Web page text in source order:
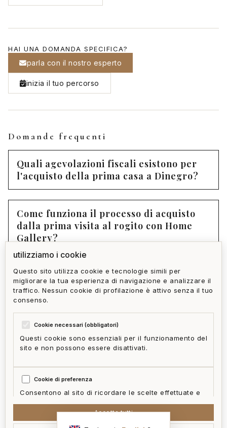
HAI UNA DOMANDA SPECIFICA?
parla con il nostro esperto
inizia il tuo percorso
Domande frequenti
Quali agevolazioni fiscali esistono per
l'acquisto della prima casa a Dinegro?
Come funziona il processo di acquisto
dalla prima visita al rogito con Home
Gallery?
Come si verifica che un immobile a
Dinegro sia libero da vizi legali o
strutturali?
McFrancis
mappa del sito
utilizziamo i cookie
Questo sito utilizza cookie e tecnologie simili per
migliorare la tua esperienza di navigazione e analizzare il
traffico. Nessun cookie di profilazione è attivo senza il tuo
consenso.
Cookie necessari (obbligatori)
Questi cookie sono essenziali per il funzionamento del
sito e non possono essere disattivati.
Cookie di preferenza
Consentono al sito di ricordare le scelte effettuate e
Accetta tutti